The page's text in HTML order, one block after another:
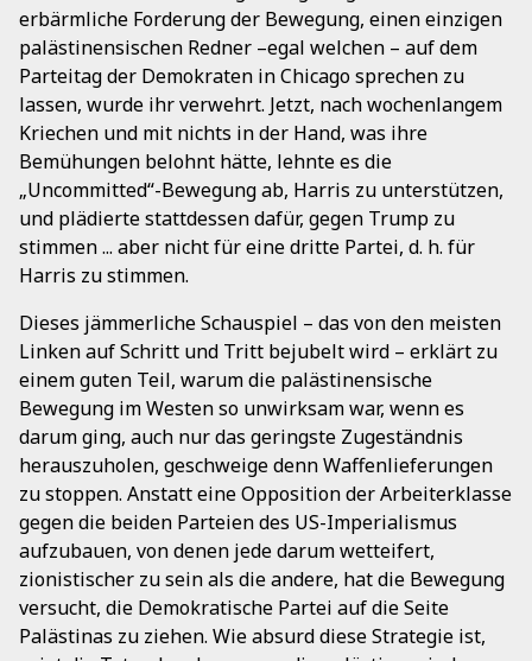
erbärmliche Forderung der Bewegung, einen einzigen
palästinensischen Redner –egal welchen – auf dem
Parteitag der Demokraten in Chicago sprechen zu
lassen, wurde ihr verwehrt. Jetzt, nach wochenlangem
Kriechen und mit nichts in der Hand, was ihre
Bemühungen belohnt hätte, lehnte es die
„Uncommitted“-Bewegung ab, Harris zu unterstützen,
und plädierte stattdessen dafür, gegen Trump zu
stimmen ... aber nicht für eine dritte Partei, d. h. für
Harris zu stimmen.
Dieses jämmerliche Schauspiel – das von den meisten
Linken auf Schritt und Tritt bejubelt wird – erklärt zu
einem guten Teil, warum die palästinensische
Bewegung im Westen so unwirksam war, wenn es
darum ging, auch nur das geringste Zugeständnis
herauszuholen, geschweige denn Waffenlieferungen
zu stoppen. Anstatt eine Opposition der Arbeiterklasse
gegen die beiden Parteien des US-Imperialismus
aufzubauen, von denen jede darum wetteifert,
zionistischer zu sein als die andere, hat die Bewegung
versucht, die Demokratische Partei auf die Seite
Palästinas zu ziehen. Wie absurd diese Strategie ist,